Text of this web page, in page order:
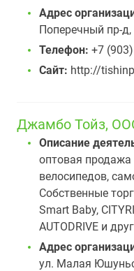
Адрес
Поперечный пр-д,
Телефон: +7
Сайт: http://
Джамбо Тойз,
Описание
оптовая продажа
велосипедов,
Собственные
Smart Baby,
AUTODRIVE и
Адрес
ул. Малая